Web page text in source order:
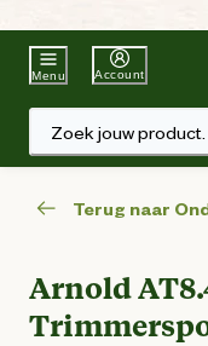
Menu Account
Zoek jouw product.
Terug naar
Arnold